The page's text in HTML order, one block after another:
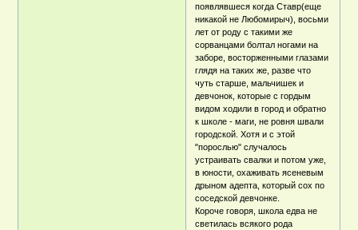
появлявшеся когда Ставр(еще
никакой не Любомирыч), восьми
лет от роду с такими же
сорванцами болтал ногами на
заборе, восторженными глазами
глядя на таких же, разве что
чуть старше, мальчишек и
девчонок, которые с гордым
видом ходили в город и обратно
к школе - маги, не ровня швали
городской. Хотя и с этой
"порослью" случалось
устраивать свалки и потом уже,
в юности, охаживать ясеневым
дрыном адепта, который сох по
соседской девчонке.
Короче говоря, школа едва не
светилась всякого рода